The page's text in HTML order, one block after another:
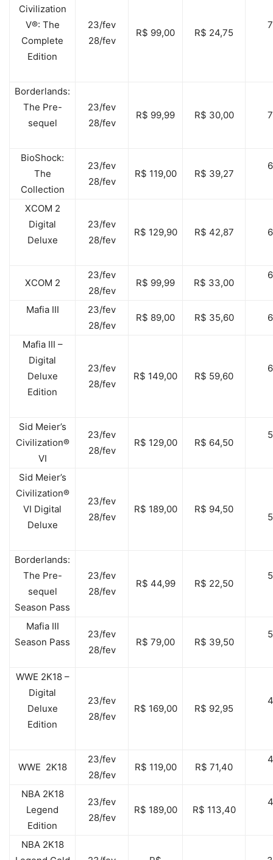
Civilization
V®: The
Complete
Edition
23/fev
28/fev
R$ 99,00 R$ 24,75
Borderlands:
The Pre-
sequel
23/fev
28/fev
R$ 99,99 R$ 30,00
BioShock:
The
Collection
23/fev
28/fev
R$ 119,00 R$ 39,27
XCOM 2
Digital
Deluxe
23/fev
28/fev
R$ 129,90 R$ 42,87
XCOM 2
23/fev
28/fev
R$ 99,99 R$ 33,00
Mafia III
23/fev
28/fev
R$ 89,00 R$ 35,60
Mafia III –
Digital
Deluxe
Edition
23/fev
28/fev
R$ 149,00 R$ 59,60
Sid Meier’s
Civilization®
VI
23/fev
28/fev
R$ 129,00 R$ 64,50
Sid Meier’s
Civilization®
VI Digital
Deluxe
23/fev
28/fev
R$ 189,00 R$ 94,50
Borderlands:
The Pre-
sequel
Season Pass
23/fev
28/fev
R$ 44,99 R$ 22,50
Mafia III
Season Pass
23/fev
28/fev
R$ 79,00 R$ 39,50
WWE 2K18 –
Digital
Deluxe
Edition
23/fev
28/fev
R$ 169,00 R$ 92,95
WWE 2K18
23/fev
28/fev
R$ 119,00 R$ 71,40
NBA 2K18
Legend
Edition
23/fev
28/fev
R$ 189,00 R$ 113,40
NBA 2K18